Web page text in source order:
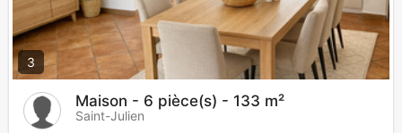
3
Maison - 6 pièce(s) - 133 m²
Saint-Julien